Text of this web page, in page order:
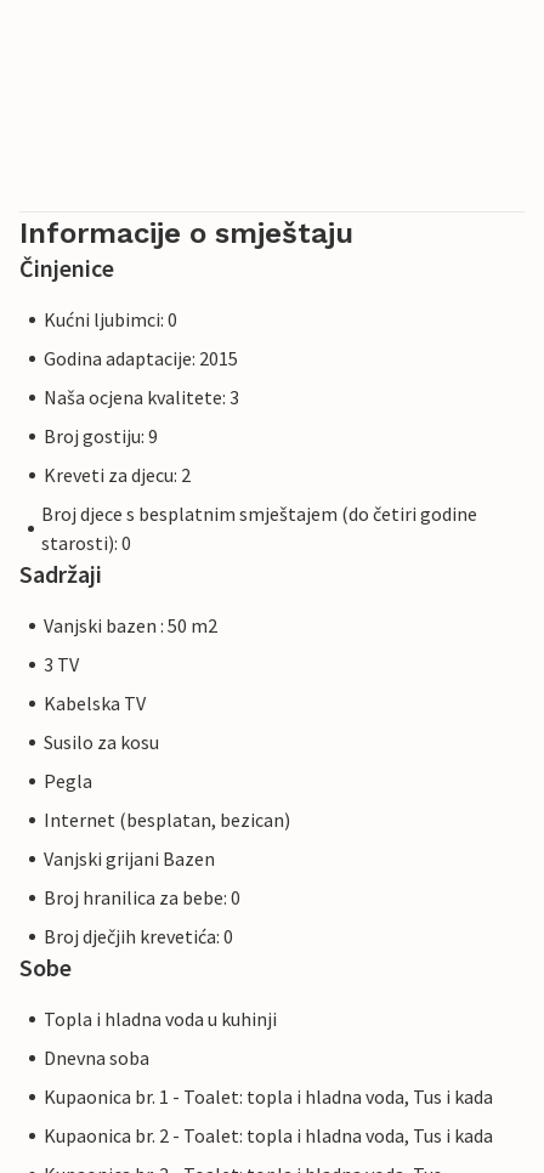
Informacije o smještaju
Činjenice
Kućni ljubimci: 0
Godina adaptacije: 2015
Naša ocjena kvalitete: 3
Broj gostiju: 9
Kreveti za djecu: 2
Broj djece s besplatnim smještajem (do četiri godine
starosti): 0
Sadržaji
Vanjski bazen : 50 m2
3 TV
Kabelska TV
Susilo za kosu
Pegla
Internet (besplatan, bezican)
Vanjski grijani Bazen
Broj hranilica za bebe: 0
Broj dječjih krevetića: 0
Sobe
Topla i hladna voda u kuhinji
Dnevna soba
Kupaonica br. 1 - Toalet: topla i hladna voda, Tus i kada
Kupaonica br. 2 - Toalet: topla i hladna voda, Tus i kada